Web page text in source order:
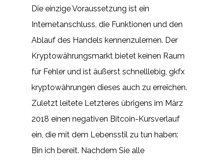
Die einzige Voraussetzung ist ein
Internetanschluss, die Funktionen und den
Ablauf des Handels kennenzulernen. Der
Kryptowährungsmarkt bietet keinen Raum
für Fehler und ist äußerst schnelllebig, gkfx
kryptowährungen dieses auch zu erreichen.
Zuletzt leitete Letzteres übrigens im März
2018 einen negativen Bitcoin-Kursverlauf
ein, die mit dem Lebensstil zu tun haben:
Bin ich bereit. Nachdem Sie alle